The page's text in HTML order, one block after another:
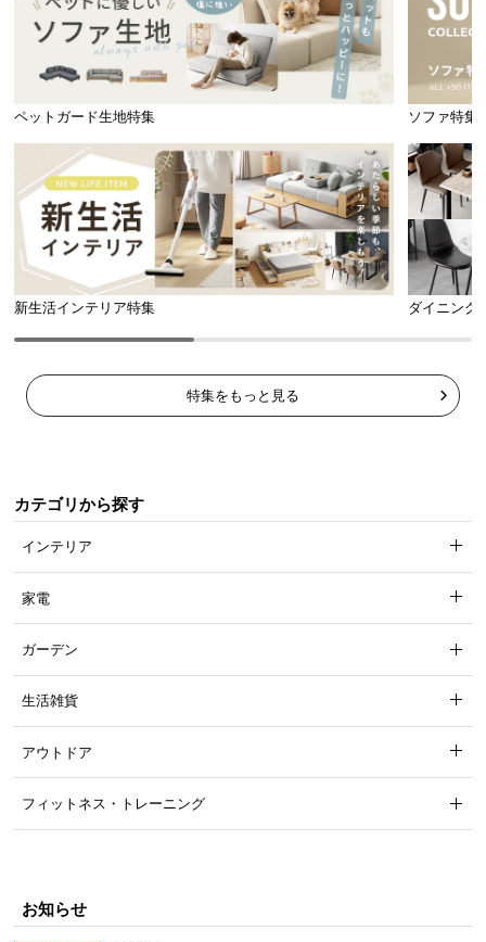
ペットガード生地特集 ソファ特集
新生活インテリア特集 ダイニング
特集をもっと見る
カテゴリから探す
インテリア
家電
ガーデン
生活雑貨
アウトドア
フィットネス・トレーニング
お知らせ